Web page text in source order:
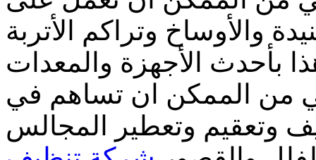
والأوساخ وتراكم الأتربة
بأحدث الأجهزة والمعدات
من الممكن ان تساهم في
وتعقيم وتعطير المجالس